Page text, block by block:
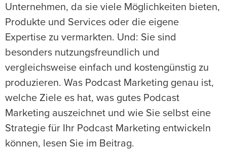
Unternehmen, da sie viele Möglichkeiten bieten,
Produkte und Services oder die eigene
Expertise zu vermarkten. Und: Sie sind
besonders nutzungsfreundlich und
vergleichsweise einfach und kostengünstig zu
produzieren. Was Podcast Marketing genau ist,
welche Ziele es hat, was gutes Podcast
Marketing auszeichnet und wie Sie selbst eine
Strategie für Ihr Podcast Marketing entwickeln
können, lesen Sie im Beitrag.